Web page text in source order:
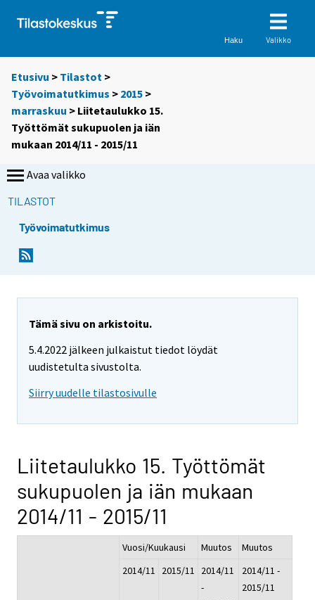
Haku Valikko
Etusivu > Tilastot >
Työvoimatutkimus > 2015 >
marraskuu > Liitetaulukko 15.
Työttömät sukupuolen ja iän
mukaan 2014/11 - 2015/11
Avaa valikko
TILASTOT
Työvoimatutkimus
Tämä sivu on arkistoitu.
5.4.2022 jälkeen julkaistut tiedot löydät
uudistetulta sivustolta.
Siirry uudelle tilastosivulle
Liitetaulukko 15. Työttömät
sukupuolen ja iän mukaan
2014/11 - 2015/11
Vuosi/Kuukausi Muutos
Muutos
2014/11
2015/11
2014/11
-
2014/11 -
2015/11